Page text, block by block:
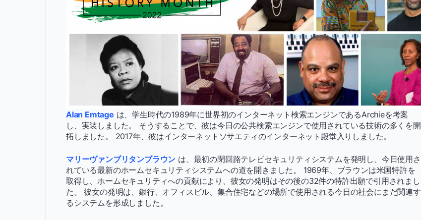
Alan Emtage は、学生時代の1989年に世界初のインターネット検索エンジンであるArchieを考案
し、実装しました。 そうすることで、彼は今日の公共検索エンジンで使用されている技術の多くを開
拓しました。 2017年、彼はインターネットソサエティのインターネット殿堂入りしました。
マリーヴァンブリタンブラウン は、最初の閉回路テレビセキュリティシステムを発明し、今日使用さ
れている最新のホームセキュリティシステムへの道を開きました。 1969年、ブラウンは米国特許を
取得し、ホームセキュリティへの貢献により、彼女の発明はその後の32件の特許出願で引用されまし
た。 彼女の発明は、銀行、オフィスビル、集合住宅などの場所で使用される今日の社会にまだ関連す
るシステムを形成しました。